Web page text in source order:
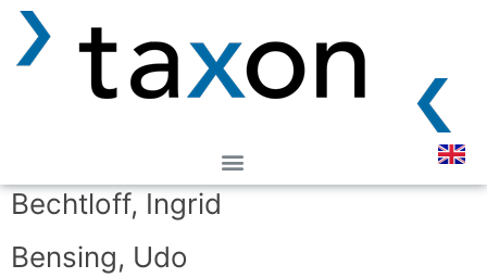
Bechtloff, Ingrid
Bensing, Udo